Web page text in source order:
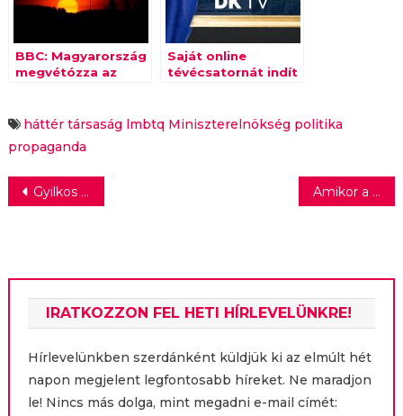
BBC: Magyarország
megvétózza az
Saját online
tévécsatornát indít
háttér társaság lmbtq Miniszterelnökség politika
propaganda
Bejegyzés
Gyilkos robotok a korallpusztító tengericsillag ellen Amikor a szövetségesek összefogtak a németekkel
IRATKOZZON FEL HETI HÍRLEVELÜNKRE!
Hírlevelünkben szerdánként küldjük ki az elmúlt hét
napon megjelent legfontosabb híreket. Ne maradjon
le! Nincs más dolga, mint megadni e-mail címét: